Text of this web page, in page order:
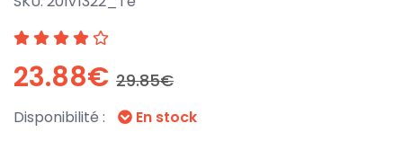
23.88€ 29.85€
Disponibilité : En stock